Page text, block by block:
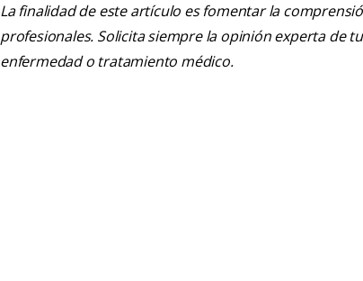
La finalidad de este artículo es fomentar la
profesionales. Solicita siempre la opinión experta de
enfermedad o tratamiento médico.